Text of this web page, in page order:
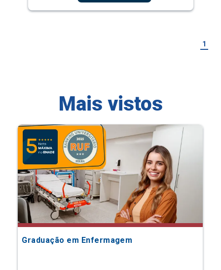
1
Mais vistos
Graduação em Enfermagem